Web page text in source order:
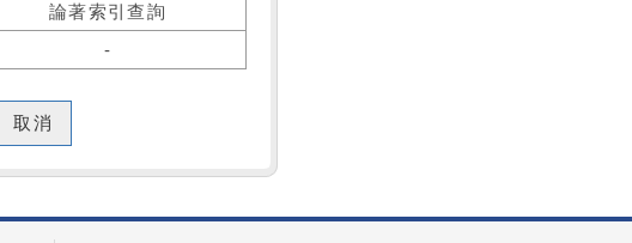
論著索引查詢
-
取消